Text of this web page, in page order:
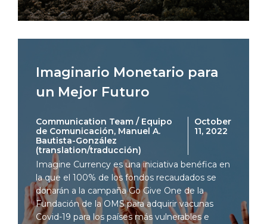
Imaginario Monetario para
un Mejor Futuro
Communication Team / Equipo
de Comunicación, Manuel A.
Bautista-González
(translation/traducción)
October
11, 2022
Imagine Currency es una iniciativa benéfica en
la que el 100% de los fondos recaudados se
donarán a la campaña Go Give One de la
Fundación de la OMS para adquirir vacunas
Covid-19 para los países más vulnerables e